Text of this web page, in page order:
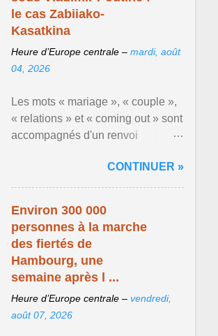
le cas Zabiiako-
Kasatkina
Heure d’Europe centrale – mardi, août
04, 2026
Les mots « mariage », « couple »,
« relations » et « coming out » sont
accompagnés d'un renvoi
mouvement LGBT ... Afficher
l'article ...
CONTINUER »
Environ 300 000
personnes à la marche
des fiertés de
Hambourg, une
semaine après l ...
Heure d’Europe centrale – vendredi,
août 07, 2026